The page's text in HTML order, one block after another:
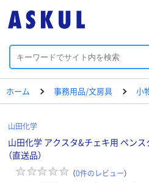
ホーム 事務用品/文房具 小
山田化学
山田化学 アクスタ&チェキ用 ペン
（直送品）
（0件のレビュー）